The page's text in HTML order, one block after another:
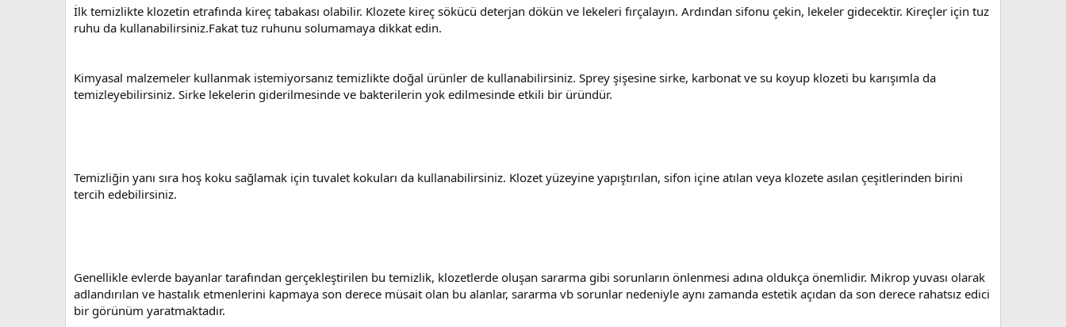
İlk temizlikte klozetin etrafında kireç tabakası olabilir. Klozete kireç sökücü deterjan dökün ve lekeleri fırçalayın. Ardından sifonu çekin, lekeler gidecektir. Kireçler için tuz
ruhu da kullanabilirsiniz.Fakat tuz ruhunu solumamaya dikkat edin.
Kimyasal malzemeler kullanmak istemiyorsanız temizlikte doğal ürünler de kullanabilirsiniz. Sprey şişesine sirke, karbonat ve su koyup klozeti bu karışımla da
temizleyebilirsiniz. Sirke lekelerin giderilmesinde ve bakterilerin yok edilmesinde etkili bir üründür.
Temizliğin yanı sıra hoş koku sağlamak için tuvalet kokuları da kullanabilirsiniz. Klozet yüzeyine yapıştırılan, sifon içine atılan veya klozete asılan çeşitlerinden birini
tercih edebilirsiniz.
Genellikle evlerde bayanlar tarafından gerçekleştirilen bu temizlik, klozetlerde oluşan sararma gibi sorunların önlenmesi adına oldukça önemlidir. Mikrop yuvası olarak
adlandırılan ve hastalık etmenlerini kapmaya son derece müsait olan bu alanlar, sararma vb sorunlar nedeniyle aynı zamanda estetik açıdan da son derece rahatsız edici
bir görünüm yaratmaktadır.